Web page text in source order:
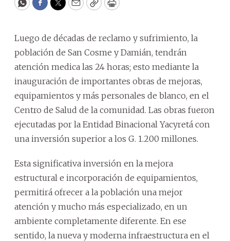
WhatsApp
Facebook
Twitter
EmailCopyPrint
Luego de décadas de reclamo y sufrimiento, la
población de San Cosme y Damián, tendrán
atención medica las 24 horas; esto mediante la
inauguración de importantes obras de mejoras,
equipamientos y más personales de blanco, en el
Centro de Salud de la comunidad. Las obras fueron
ejecutadas por la Entidad Binacional Yacyretá con
una inversión superior a los G. 1.200 millones.
Esta significativa inversión en la mejora
estructural e incorporación de equipamientos,
permitirá ofrecer a la población una mejor
atención y mucho más especializado, en un
ambiente completamente diferente. En ese
sentido, la nueva y moderna infraestructura en el